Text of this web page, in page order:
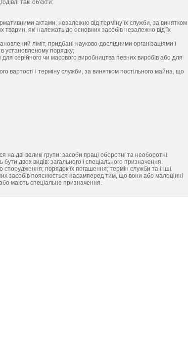
такі об'єкти:
актами, незалежно від терміну їх служби, за винятком
які належать до основних засобів незалежно від їх
ліміт, придбані науково-дослідними організаціями і
установленому порядку;
для серійного чи масового виробництва певних виробів або для
вартості і терміну служби, за винятком постільного майна, що
на дві великі групи: засоби праці оборотні та необоротні.
двох видів: загального і спеціального призначення.
спорудження; порядок їх погашення; термін служби та інші.
засобів пояснюється насамперед тим, що вони або малоцінні
мають спеціальне призначення.